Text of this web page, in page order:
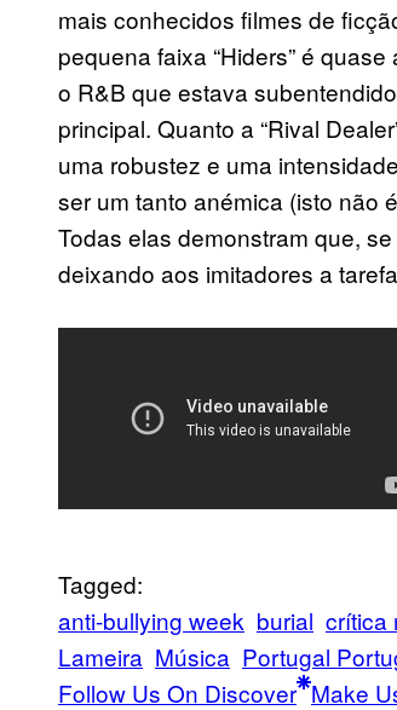
mais conhecidos filmes de
pequena faixa “Hiders” é
o R&B que estava
principal. Quanto a “Rival
uma robustez e uma
ser um tanto anémica (isto não
Todas elas demonstram que,
deixando aos imitadores a
Tagged:
anti-bullying week burial crítica
Lameira Música Portugal
Follow Us On Discover Make